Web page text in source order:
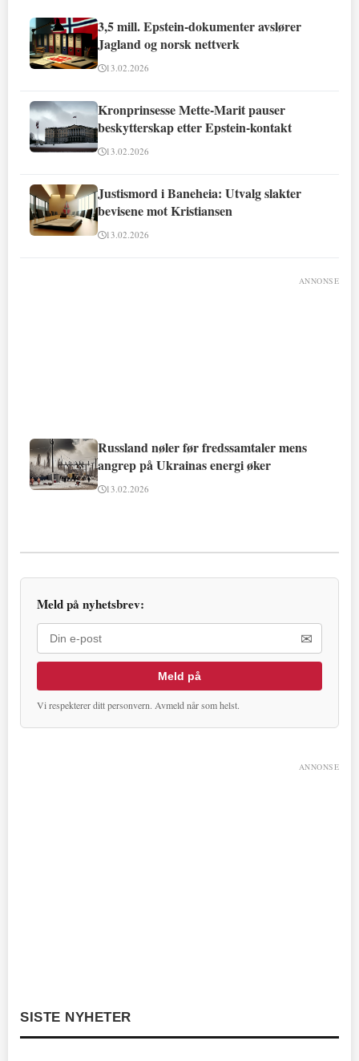
3,5 mill. Epstein-dokumenter avslører
Jagland og norsk nettverk
13.02.2026
Kronprinsesse Mette-Marit pauser
beskytterskap etter Epstein-kontakt
13.02.2026
Justismord i Baneheia: Utvalg slakter
bevisene mot Kristiansen
13.02.2026
ANNONSE
Russland nøler før fredssamtaler mens
angrep på Ukrainas energi øker
13.02.2026
Meld på nyhetsbrev:
✉
Meld på
Vi respekterer ditt personvern. Avmeld når som helst.
ANNONSE
SISTE NYHETER